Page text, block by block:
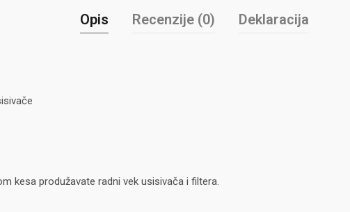
Opis Recenzije (0) Deklaracija
kesa produžavate radni vek usisivača i filtera.